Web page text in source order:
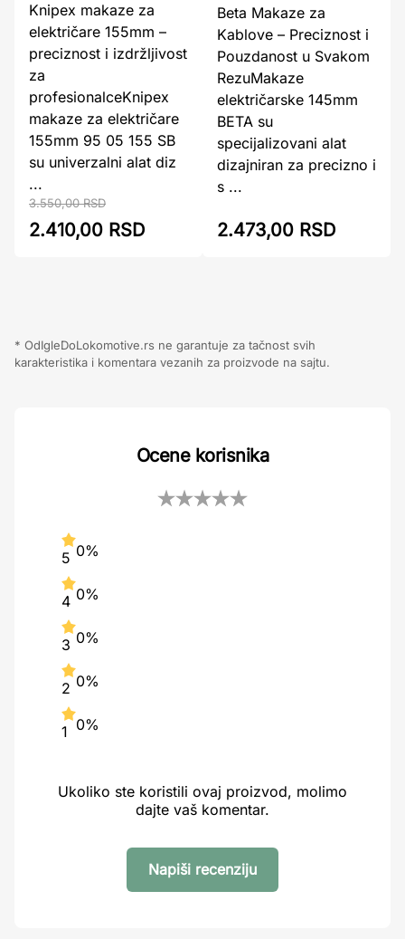
Knipex makaze za
električare 155mm –
preciznost i izdržljivost
za
profesionalceKnipex
makaze za električare
155mm 95 05 155 SB
su univerzalni alat diz
...
3.550,00 RSD
2.410,00 RSD
Beta Makaze za
Kablove – Preciznost i
Pouzdanost u Svakom
RezuMakaze
električarske 145mm
BETA su
specijalizovani alat
dizajniran za precizno i
s ...
2.473,00 RSD
* OdIgleDoLokomotive.rs ne garantuje za tačnost svih
karakteristika i komentara vezanih za proizvode na sajtu.
Ocene korisnika
5 0%
4 0%
3 0%
2 0%
1 0%
Ukoliko ste koristili ovaj proizvod, molimo
dajte vaš komentar.
Napiši recenziju